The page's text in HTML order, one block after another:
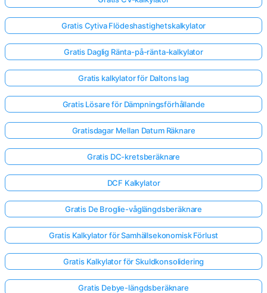
Gratis Cytiva Flödeshastighetskalkylator
Gratis Daglig Ränta-på-ränta-kalkylator
Gratis kalkylator för Daltons lag
Gratis Lösare för Dämpningsförhållande
Gratisdagar Mellan Datum Räknare
Gratis DC-kretsberäknare
DCF Kalkylator
Gratis De Broglie-våglängdsberäknare
Gratis Kalkylator för Samhällsekonomisk Förlust
Gratis Kalkylator för Skuldkonsolidering
Gratis Debye-längdsberäknare